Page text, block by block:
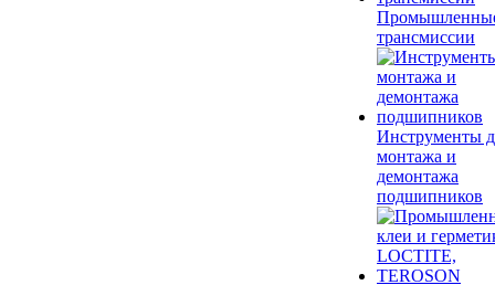
трансмиссии
Инструменты
монтажа и
демонтажа
подшипников